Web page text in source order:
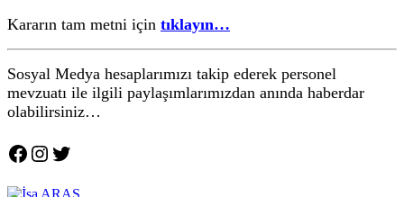
Kararın tam metni için tıklayın…
Sosyal Medya hesaplarımızı takip ederek personel
mevzuatı ile ilgili paylaşımlarımızdan anında haberdar
olabilirsiniz…
Facebook
Instagram
Twitter